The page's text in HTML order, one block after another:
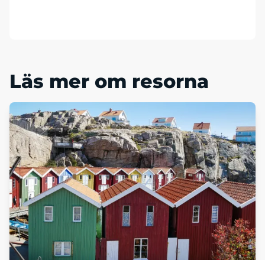
Läs mer om resorna